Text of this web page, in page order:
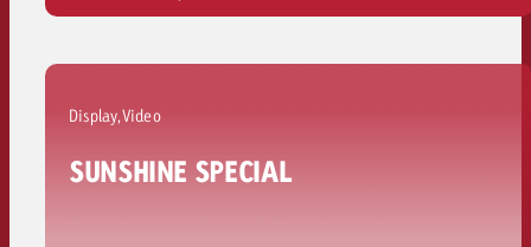
Display,Video
SUNSHINE SPECIAL